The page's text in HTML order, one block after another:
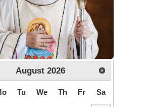
August 2026
Tu We Th Fr Sa